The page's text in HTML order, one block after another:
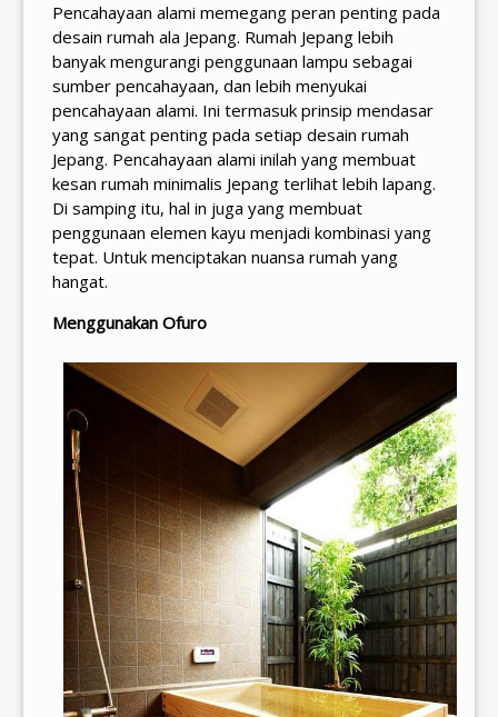
Pencahayaan alami memegang peran penting pada
desain rumah ala Jepang. Rumah Jepang lebih
banyak mengurangi penggunaan lampu sebagai
sumber pencahayaan, dan lebih menyukai
pencahayaan alami. Ini termasuk prinsip mendasar
yang sangat penting pada setiap desain rumah
Jepang. Pencahayaan alami inilah yang membuat
kesan rumah minimalis Jepang terlihat lebih lapang.
Di samping itu, hal in juga yang membuat
penggunaan elemen kayu menjadi kombinasi yang
tepat. Untuk menciptakan nuansa rumah yang
hangat.
Menggunakan Ofuro